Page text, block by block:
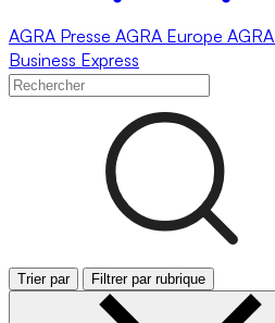
AGRA Presse AGRA Europe AGRA
Business Express
Trier par Filtrer par rubrique